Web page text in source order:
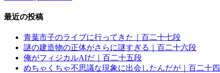
最近の投稿
青葉市子のライブに行ってきた｜百二十七段
謎の建造物の正体がさらに謎すぎる｜百二十六段
俺がフィジカルAIだ｜百二十五段
めちゃくちゃ不思議な現象に出会したんだが｜百二十